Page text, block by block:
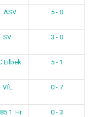
ASV
5 - 0
SV
3 - 0
Eilbek
5 - 1
VfL
0 - 7
1. Hr. 0 - 3